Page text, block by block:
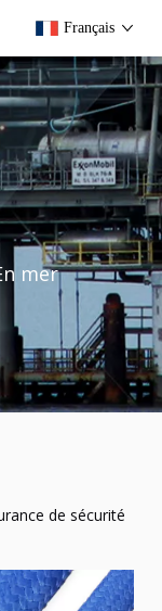
Français
mer
de sécurité